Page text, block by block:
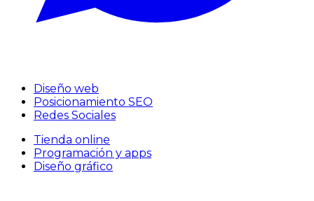
Diseño web
Posicionamiento SEO
Redes Sociales
Tienda online
Programación y apps
Diseño gráfico